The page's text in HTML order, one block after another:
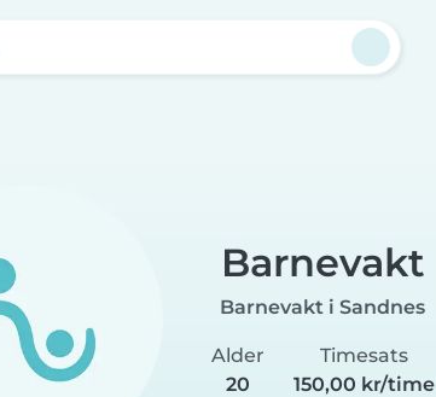
Barnevakt
Barnevakt i Sandnes
Alder
20
Timesats
150,00 kr/time